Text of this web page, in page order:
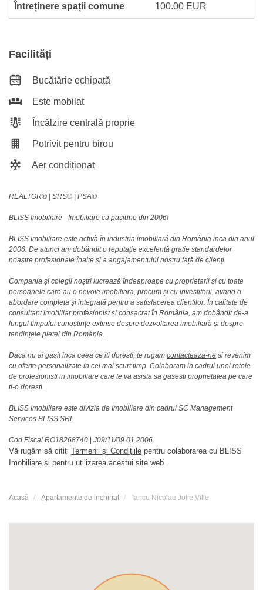
Întreținere spații comune 100.00 EUR
Facilități
Bucătărie echipată
Este mobilat
Încălzire centrală proprie
Potrivit pentru birou
Aer condiționat
REALTOR®️ | SRS®️ | PSA®️
BLISS Imobiliare - Imobiliare cu pasiune din 2006!
BLISS Imobiliare este activă în industria imobiliară din România inca din anul
2006. De atunci am dobândit o reputație excelentă gratie standardelor
noastre profesionale înalte și a angajamentului nostru față de clienți.
Compania și colegii noștri lucrează îndeaproape cu proprietarii și cu toate
persoanele care au o nevoie imobiliara, precum și cu investitorii, avand o
abordare completa și integrată pentru a satisfacerea clientilor. În calitate de
consultant imobiliar profesionist și consacrat în România, am dobândit de-a
lungul timpului cunoștințe extinse despre dezvoltarea imobiliară și despre
tendințele pietei din România.
Daca nu ai gasit inca ceea ce iti doresti, te rugam contacteaza-ne si revenim
cu oferte personalizate in cel mai scurt timp. Colaboram in cadrul unei retele
de profesionisti in imobiliare care te va asista sa gasesti proprietatea pe care
ti-o doresti.
BLISS Imobiliare este divizia de Imobiliare din cadrul SC Management
Services BLISS SRL
Cod Fiscal RO18268740 | J09/11/09.01.2006
Vă rugăm să citiți Termenii și Condițiile pentru colaborarea cu BLISS
Imobiliare și pentru utilizarea acestui site web.
Acasă Apartamente de inchiriat Iancu Nicolae Jolie Ville